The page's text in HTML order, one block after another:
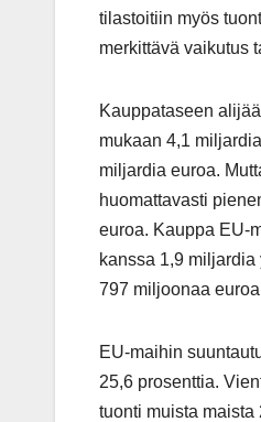
tilastoitiin myös
merkittävä vaikutus
Kauppataseen
mukaan 4,1
miljardia euroa.
huomattavasti
euroa. Kauppa EU-
kanssa 1,9
797 miljoonaa
EU-maihin
25,6 prosenttia.
tuonti muista